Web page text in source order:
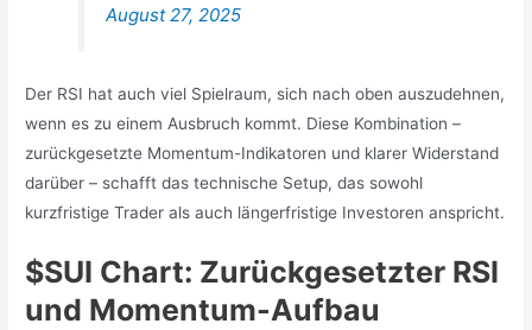
August 27, 2025
Der RSI hat auch viel Spielraum, sich nach oben auszudehnen,
wenn es zu einem Ausbruch kommt. Diese Kombination –
zurückgesetzte Momentum-Indikatoren und klarer Widerstand
darüber – schafft das technische Setup, das sowohl
kurzfristige Trader als auch längerfristige Investoren anspricht.
$SUI Chart: Zurückgesetzter RSI
und Momentum-Aufbau